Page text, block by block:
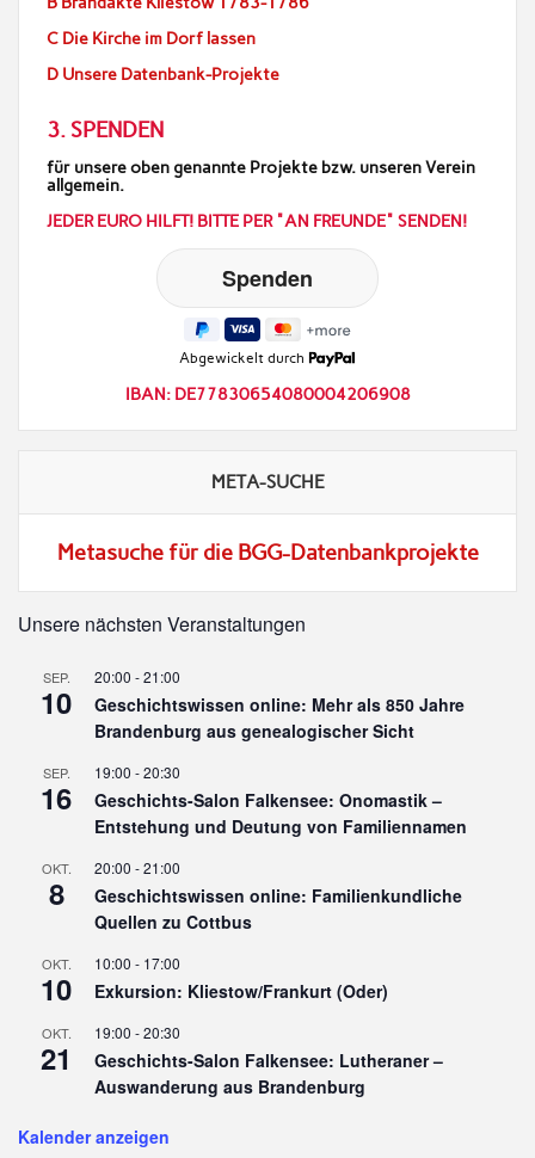
C Die Kirche im Dorf lassen
D Unsere Datenbank-Projekte
3. SPENDEN
für unsere oben genannte Projekte bzw. unseren Verein
allgemein.
JEDER EURO HILFT! BITTE PER "AN FREUNDE" SENDEN!
Abgewickelt durch
IBAN: DE77830654080004206908
META-SUCHE
Metasuche für die BGG-Datenbankprojekte
Unsere nächsten Veranstaltungen
SEP.
10
20:00 -21:00
Geschichtswissen online: Mehr als 850 Jahre
Brandenburg aus genealogischer Sicht
SEP.
16
19:00 -20:30
Geschichts-Salon Falkensee: Onomastik –
Entstehung und Deutung von Familiennamen
OKT.
8
20:00 -21:00
Geschichtswissen online: Familienkundliche
Quellen zu Cottbus
OKT.
10
10:00 - 17:00
Exkursion: Kliestow/Frankurt (Oder)
OKT.
21
19:00 -20:30
Geschichts-Salon Falkensee: Lutheraner –
Auswanderung aus Brandenburg
Kalender anzeigen